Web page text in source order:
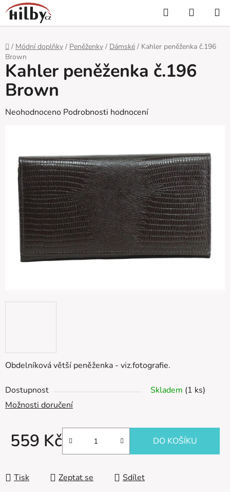
Přejít
na
obsah
Hledat
KOŠÍK
Domů
/ Módní doplňky / Peněženky / Dámské / Kahler peněženka č.196
Brown
Obdelníková větší peněženka - viz.fotografie.
Dostupnost Skladem (1 ks)
Možnosti doručení
559 Kč DO KOŠÍKU
Tisk Zeptat se Sdílet
Kahler peněženka č.196
Brown
Průměrné
hvězdiček.
Neohodnoceno Podrobnosti hodnocení